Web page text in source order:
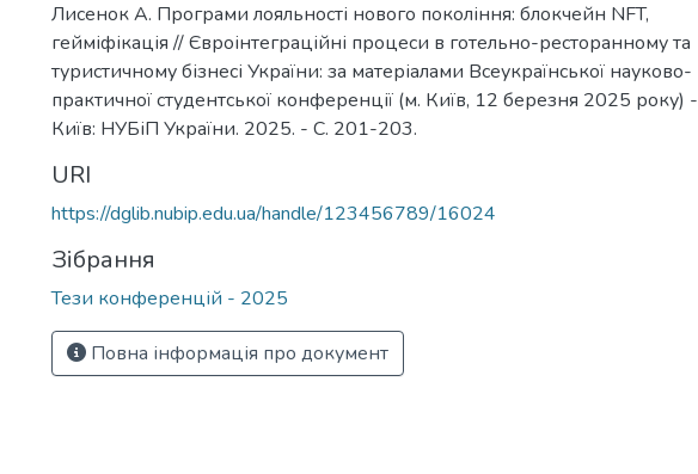
Лисенок А. Програми лояльності нового покоління: блокчейн NFT,
гейміфікація // Євроінтеграційні процеси в готельно-ресторанному та
туристичному бізнесі України: за матеріалами Всеукраїнської науково-
практичної студентської конференції (м. Київ, 12 березня 2025 року) -
Київ: НУБіП України. 2025. - С. 201-203.
URI
https://dglib.nubip.edu.ua/handle/123456789/16024
Зібрання
Тези конференцій - 2025
Повна інформація про документ